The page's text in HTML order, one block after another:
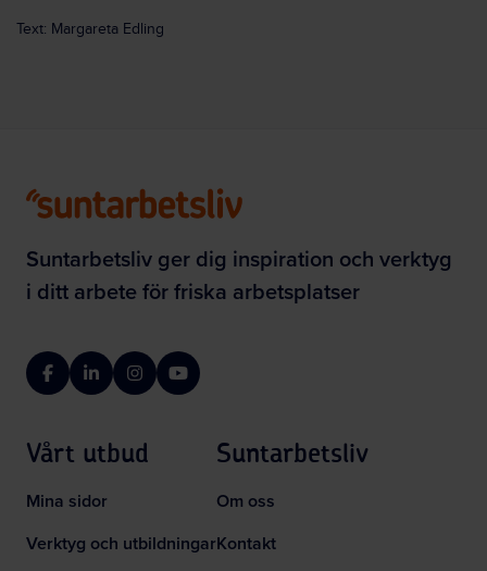
Text: Margareta Edling
Suntarbetsliv ger dig inspiration och verktyg
i ditt arbete för friska arbetsplatser
FacebookLinkedInInstagramYouTube
Vårt utbud
Mina sidor
Verktyg och utbildningar
Suntarbetsliv
Om oss
Kontakt